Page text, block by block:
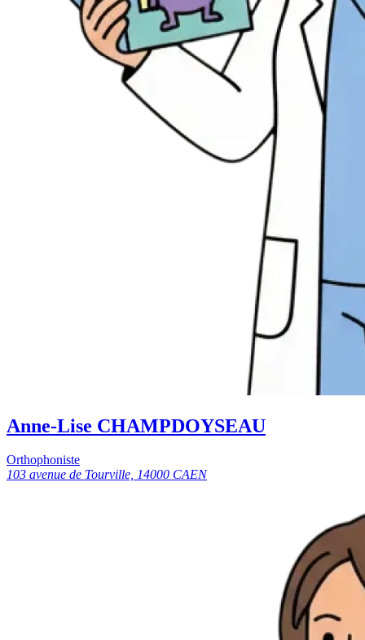
Anne-Lise CHAMPDOYSEAU
Orthophoniste
103 avenue de Tourville, 14000 CAEN